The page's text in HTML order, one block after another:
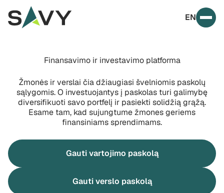
Skip to content
EN
Finansavimo ir investavimo platforma
Žmonės ir verslai čia džiaugiasi švelniomis paskolų
sąlygomis. O investuojantys į paskolas turi galimybę
diversifikuoti savo portfelį ir pasiekti solidžią grąžą.
Esame tam, kad sujungtume žmones geriems
finansiniams sprendimams.
Gauti vartojimo paskolą
Gauti verslo paskolą